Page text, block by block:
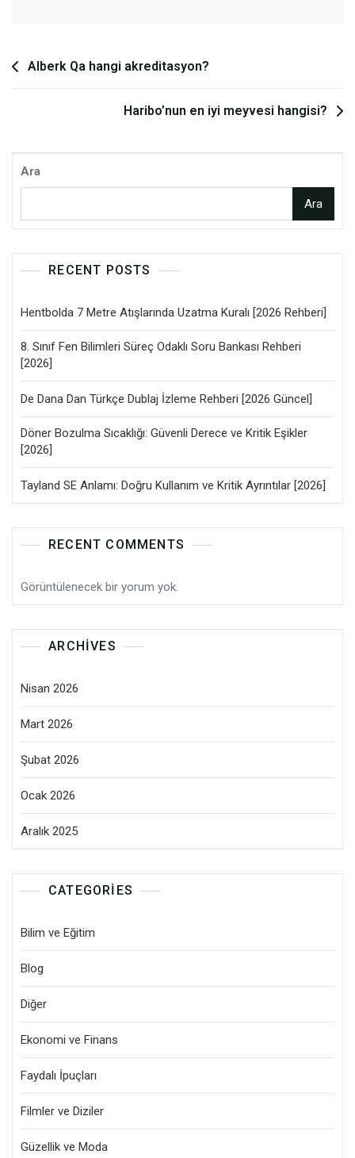
YazıAlberk Qa hangi akreditasyon?
Haribo’nun en iyi meyvesi hangisi?
Ara
Ara
RECENT POSTS
Hentbolda 7 Metre Atışlarında Uzatma Kuralı [2026 Rehberi]
8. Sınıf Fen Bilimleri Süreç Odaklı Soru Bankası Rehberi
[2026]
De Dana Dan Türkçe Dublaj İzleme Rehberi [2026 Güncel]
Döner Bozulma Sıcaklığı: Güvenli Derece ve Kritik Eşikler
[2026]
Tayland SE Anlamı: Doğru Kullanım ve Kritik Ayrıntılar [2026]
RECENT COMMENTS
Görüntülenecek bir yorum yok.
ARCHIVES
Nisan 2026
Mart 2026
Şubat 2026
Ocak 2026
Aralık 2025
CATEGORIES
Bilim ve Eğitim
Blog
Diğer
Ekonomi ve Finans
Faydalı İpuçları
Filmler ve Diziler
Güzellik ve Moda